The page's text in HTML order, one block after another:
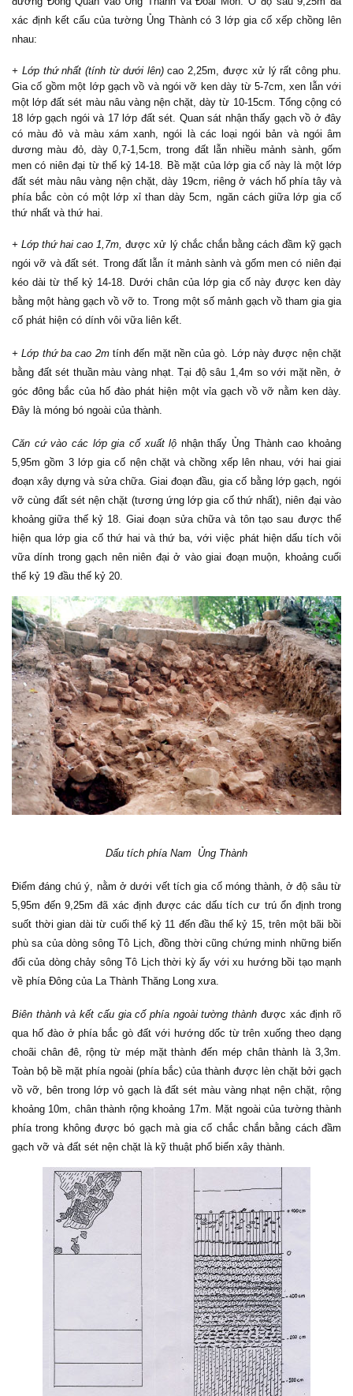
xác định kết cấu của tường Ủng Thành có 3 lớp gia cố xếp chồng lên
nhau:
+ Lớp thứ nhất (tính từ dưới lên)cao 2,25m, được xử lý rất công phu.
Gia cố gồm một lớp gạch vồ và ngói vỡ ken dày từ 5-7cm, xen lẫn với
một lớp đất sét màu nâu vàng nện chặt, dày từ 10-15cm. Tổng cộng có
18 lớp gạch ngói và 17 lớp đất sét. Quan sát nhận thấy gạch vồ ở đây
có màu đỏ và màu xám xanh, ngói là các loại ngói bản và ngói âm
dương màu đỏ, dày 0,7-1,5cm, trong đất lẫn nhiều mảnh sành, gốm
men có niên đại từ thế kỷ 14-18. Bề mặt của lớp gia cố này là một lớp
đất sét màu nâu vàng nện chặt, dày 19cm, riêng ở vách hố phía tây và
phía bắc còn có một lớp xỉ than dày 5cm, ngăn cách giữa lớp gia cố
thứ nhất và thứ hai.
+ Lớp thứ hai cao 1,7m, được xử lý chắc chắn bằng cách đầm kỹ gạch
ngói vỡ và đất sét. Trong đất lẫn ít mảnh sành và gốm men có niên đại
kéo dài từ thế kỷ 14-18. Dưới chân của lớp gia cố này được ken dày
bằng một hàng gạch vồ vỡ to. Trong một số mảnh gạch vồ tham gia gia
cố phát hiện có dính vôi vữa liên kết.
+ Lớp thứ ba cao 2mtính đến mặt nền của gò. Lớp này được nện chặt
bằng đất sét thuần màu vàng nhạt. Tại độ sâu 1,4m so với mặt nền, ở
góc đông bắc của hố đào phát hiện một vỉa gạch vồ vỡ nằm ken dày.
Đây là móng bó ngoài của thành.
Căn cứ vào các lớp gia cố xuất lộ nhận thấy Ủng Thành cao khoảng
5,95m gồm 3 lớp gia cố nện chặt và chồng xếp lên nhau, với hai giai
đoạn xây dựng và sửa chữa. Giai đoạn đầu, gia cố bằng lớp gạch, ngói
vỡ cùng đất sét nện chặt (tương ứng lớp gia cố thứ nhất), niên đại vào
khoảng giữa thế kỷ 18. Giai đoạn sửa chữa và tôn tạo sau được thể
hiện qua lớp gia cố thứ hai và thứ ba, với việc phát hiện dấu tích vôi
vữa dính trong gạch nên niên đại ở vào giai đoạn muộn, khoảng cuối
thế kỷ 19 đầu thế kỷ 20.
Dấu tích phía Nam Ủng Thành
Điểm đáng chú ý, nằm ở dưới vết tích gia cố móng thành, ở độ sâu từ
5,95m đến 9,25m đã xác định được các dấu tích cư trú ổn định trong
suốt thời gian dài từ cuối thế kỷ 11 đến đầu thế kỷ 15, trên một bãi bồi
phù sa của dòng sông Tô Lịch, đồng thời cũng chứng minh những biến
đổi của dòng chảy sông Tô Lịch thời kỳ ấy với xu hướng bồi tạo mạnh
về phía Đông của La Thành Thăng Long xưa.
Biên thành và kết cấu gia cố phía ngoài tường thành được xác định rõ
qua hố đào ở phía bắc gò đất với hướng dốc từ trên xuống theo dạng
choãi chân đê, rộng từ mép mặt thành đến mép chân thành là 3,3m.
Toàn bộ bề mặt phía ngoài (phía bắc) của thành được lèn chặt bởi gạch
vồ vỡ, bên trong lớp vỏ gạch là đất sét màu vàng nhạt nện chặt, rộng
khoảng 10m, chân thành rộng khoảng 17m. Mặt ngoài của tường thành
phía trong không được bó gạch mà gia cố chắc chắn bằng cách đầm
gạch vỡ và đất sét nện chặt là kỹ thuật phổ biến xây thành.